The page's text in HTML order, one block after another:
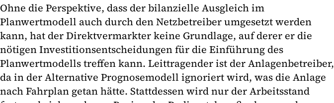
Ohne die Perspektive, dass der bilanzielle Ausgleich im
Planwertmodell auch durch den Netzbetreiber umgesetzt werden
kann, hat der Direktvermarkter keine Grundlage, auf derer er die
nötigen Investitionsentscheidungen für die Einführung des
Planwertmodells treffen kann. Leittragender ist der Anlagenbetreiber,
da in der Alternative Prognosemodell ignoriert wird, was die Anlage
nach Fahrplan getan hätte. Stattdessen wird nur der Arbeitsstand